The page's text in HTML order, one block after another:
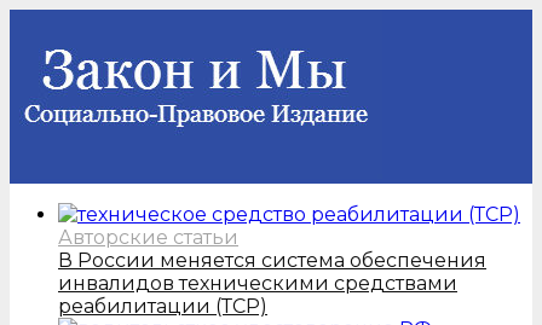
Авторские статьи
В России меняется система обеспечения
инвалидов техническими средствами
реабилитации (ТСР)